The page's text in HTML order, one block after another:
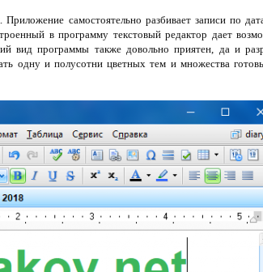
самостоятельно разбивает записи по
в программу текстовый редактор дает
вид программы также довольно приятен, да и
одну и полусотни цветных тем и множества